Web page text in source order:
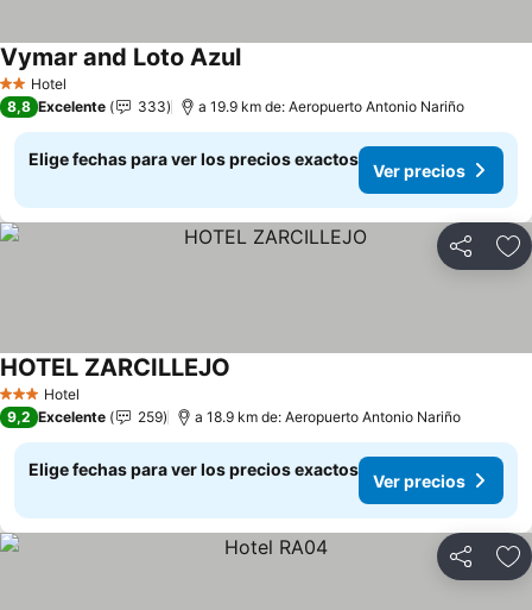
2 Estrellas
Hotel
Vymar and Loto AzulVer precios
8,8 Excelente 333 a 19.9 km de: Aeropuerto Antonio Nariño
Elige fechas para ver los precios exactos
Ver precios
Compartir
3 Estrellas
Hotel
HOTEL ZARCILLEJO
9,2 Excelente 259 a 18.9 km de: Aeropuerto Antonio Nariño
Elige fechas para ver los precios exactos
Ver precios
Compartir